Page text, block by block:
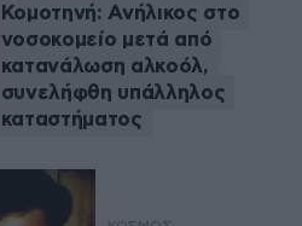
Κομοτηνή: Ανήλικος στο
νοσοκομείο μετά από
κατανάλωση αλκοόλ,
συνελήφθη υπάλληλος
καταστήματος